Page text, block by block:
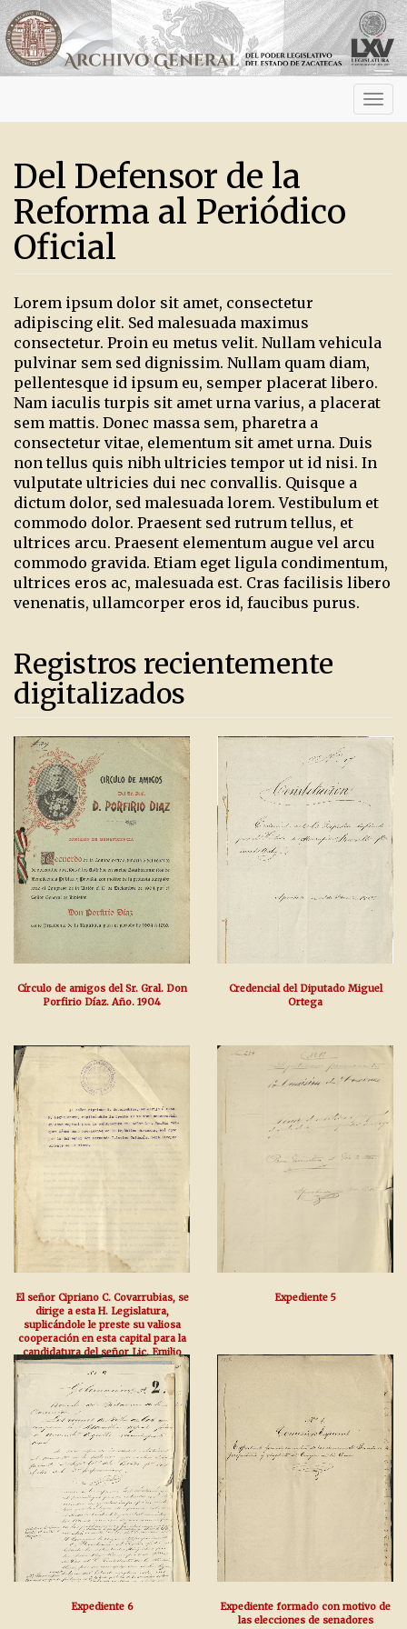
Del Defensor de la
Reforma al Periódico
Oficial
Lorem ipsum dolor sit amet, consectetur
adipiscing elit. Sed malesuada maximus
consectetur. Proin eu metus velit. Nullam vehicula
pulvinar sem sed dignissim. Nullam quam diam,
pellentesque id ipsum eu, semper placerat libero.
Nam iaculis turpis sit amet urna varius, a placerat
sem mattis. Donec massa sem, pharetra a
consectetur vitae, elementum sit amet urna. Duis
non tellus quis nibh ultricies tempor ut id nisi. In
vulputate ultricies dui nec convallis. Quisque a
dictum dolor, sed malesuada lorem. Vestibulum et
commodo dolor. Praesent sed rutrum tellus, et
ultrices arcu. Praesent elementum augue vel arcu
commodo gravida. Etiam eget ligula condimentum,
ultrices eros ac, malesuada est. Cras facilisis libero
venenatis, ullamcorper eros id, faucibus purus.
Registros recientemente
digitalizados
Círculo de amigos del Sr. Gral. Don
Porfirio Díaz. Año. 1904
Credencial del Diputado Miguel
Ortega
El señor Cipriano C. Covarrubias, se
dirige a esta H. Legislatura,
suplicándole le preste su valiosa
cooperación en esta capital para la
candidatura del señor Lic. Emilio
Vázquez Gómez como Presidente
de la República Mexicana, así por la
del señor Don Fer
Expediente 5
Expediente 6
Expediente formado con motivo de
las elecciones de senadores